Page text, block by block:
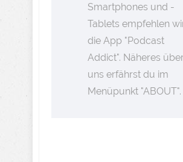
Smartphones und -
Tablets empfehlen
die App "Podcast
Addict". Näheres
uns erfährst du im
Menüpunkt "ABOUT".